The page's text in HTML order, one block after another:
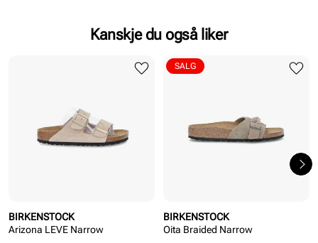
Kanskje du også liker
BIRKENSTOCK
Arizona LEVE Narrow
BIRKENSTOCK
Oita Braided Narrow
SALG